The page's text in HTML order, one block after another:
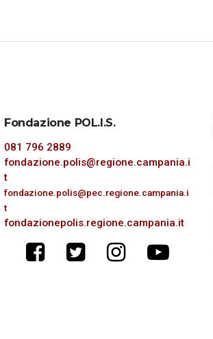
Fondazione POL.I.S.
081 796 2889
fondazione.polis@regione.campania.i
t
fondazione.polis@pec.regione.campania.i
t
fondazionepolis.regione.campania.it